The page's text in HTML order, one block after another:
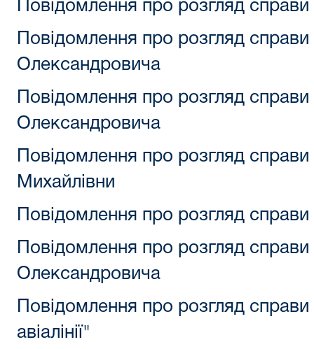
Повідомлення про розгляд
Повідомлення про розгляд
Олександровича
Повідомлення про розгляд
Олександровича
Повідомлення про розгляд
Михайлівни
Повідомлення про розгляд
Повідомлення про розгляд
Олександровича
Повідомлення про розгляд
авіалінії"